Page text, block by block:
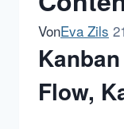
VonEva Zils
Flow,